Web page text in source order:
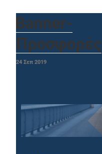
Banner-
Προσφορές
ΔΗΜΟΣΙΕΎΤΗΚΕ
24 Σεπ 2019